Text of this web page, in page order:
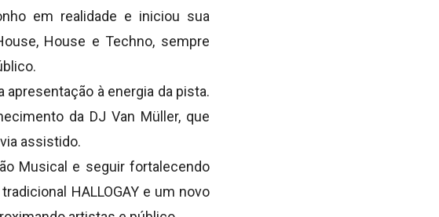
em realidade e iniciou sua
House e Techno, sempre
à energia da pista.
da DJ Van Müller, que
assistido.
Musical e seguir fortalecendo
HALLOGAY e um novo